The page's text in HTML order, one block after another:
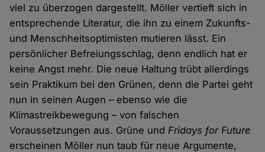
viel zu überzogen dargestellt. Möller vertieft sich in
entsprechende Literatur, die ihn zu einem Zukunfts-
und Menschheitsoptimisten mutieren lässt. Ein
persönlicher Befreiungsschlag, denn endlich hat er
keine Angst mehr. Die neue Haltung trübt allerdings
sein Praktikum bei den Grünen, denn die Partei geht
nun in seinen Augen – ebenso wie die
Klimastreikbewegung – von falschen
Voraussetzungen aus. Grüne und Fridays for Future
erscheinen Möller nun taub für neue Argumente,